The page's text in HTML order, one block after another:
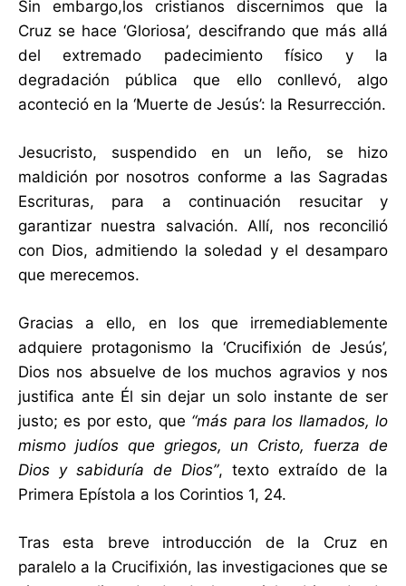
Sin embargo,los cristianos discernimos que la
Cruz se hace ‘Gloriosa’, descifrando que más allá
del extremado padecimiento físico y la
degradación pública que ello conllevó, algo
aconteció en la ‘Muerte de Jesús’: la Resurrección.
Jesucristo, suspendido en un leño, se hizo
maldición por nosotros conforme a las Sagradas
Escrituras, para a continuación resucitar y
garantizar nuestra salvación. Allí, nos reconcilió
con Dios, admitiendo la soledad y el desamparo
que merecemos.
Gracias a ello, en los que irremediablemente
adquiere protagonismo la ‘Crucifixión de Jesús’,
Dios nos absuelve de los muchos agravios y nos
justifica ante Él sin dejar un solo instante de ser
justo; es por esto, que “más para los llamados, lo
mismo judíos que griegos, un Cristo, fuerza de
Dios y sabiduría de Dios”, texto extraído de la
Primera Epístola a los Corintios 1, 24.
Tras esta breve introducción de la Cruz en
paralelo a la Crucifixión, las investigaciones que se